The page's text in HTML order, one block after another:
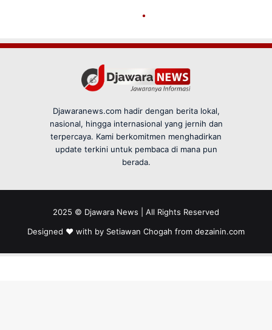
Djawaranews.com hadir dengan berita lokal,
nasional, hingga internasional yang jernih dan
terpercaya. Kami berkomitmen menghadirkan
update terkini untuk pembaca di mana pun
berada.
2025 © Djawara News | All Rights Reserved
Designed ❤️ with by Setiawan Chogah from dezainin.com